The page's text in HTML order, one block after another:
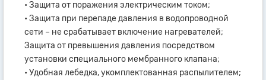
• Защита от поражения электрическим током;
• Защита при перепаде давления в водопроводной
сети – не срабатывает включение нагревателей;
Защита от превышения давления посредством
установки специального мембранного клапана;
• Удобная лебедка, укомплектованная распылителем;